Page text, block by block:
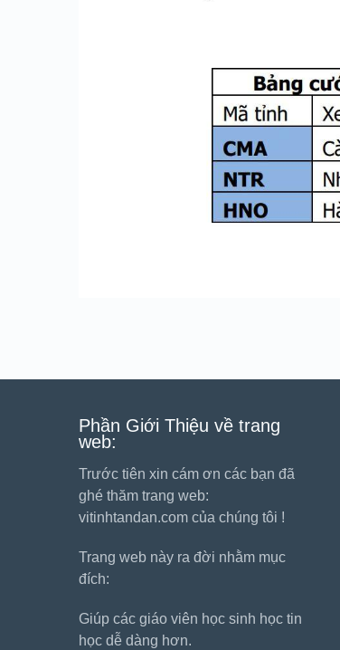
Phần Giới Thiệu về trang
web:
Trước tiên xin cám ơn các bạn đã
ghé thăm trang web:
vitinhtandan.com của chúng tôi !
Trang web này ra đời nhằm mục
đích:
Giúp các giáo viên học sinh học tin
học dễ dàng hơn.